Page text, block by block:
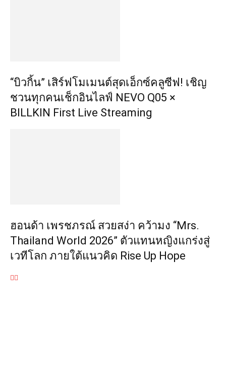
“บิวกิ้น” เสิร์ฟโมเมนต์สุดเอ็กซ์คลูซีฟ! เชิญ
ชวนทุกคนเช็กอินไลฟ์ NEVO Q05 ×
BILLKIN First Live Streaming
ฮอนด้า เพรชภรณ์ สวยสง่า คว้ามง “Mrs.
Thailand World 2026” ตัวแทนหญิงแกร่งสู่
เวทีโลก ภายใต้แนวคิด Rise Up Hope